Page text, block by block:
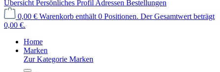
Übersicht Persönliches Profil Adressen Bestellungen
0,00 € Warenkorb enthält 0 Positionen. Der Gesamtwert beträgt
0,00 €.
Home
Marken
Zur Kategorie Marken